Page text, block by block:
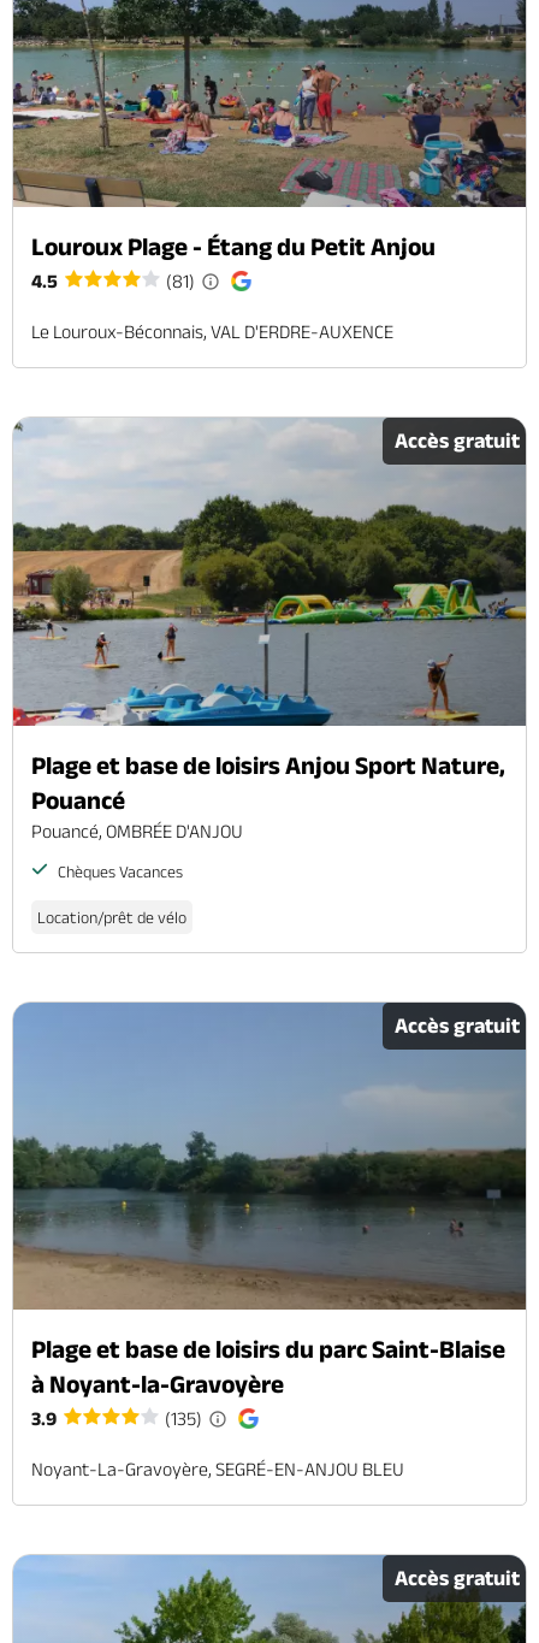
Louroux Plage - Étang du Petit Anjou
4.5 (81)
Le Louroux-Béconnais, VAL D'ERDRE-AUXENCE
Accès gratuit
Plage et base de loisirs Anjou Sport Nature,
Pouancé
Pouancé, OMBRÉE D'ANJOU
Chèques Vacances
Location/prêt de vélo
Accès gratuit
Plage et base de loisirs du parc Saint-Blaise
à Noyant-la-Gravoyère
3.9 (135)
Noyant-La-Gravoyère, SEGRÉ-EN-ANJOU BLEU
Accès gratuit